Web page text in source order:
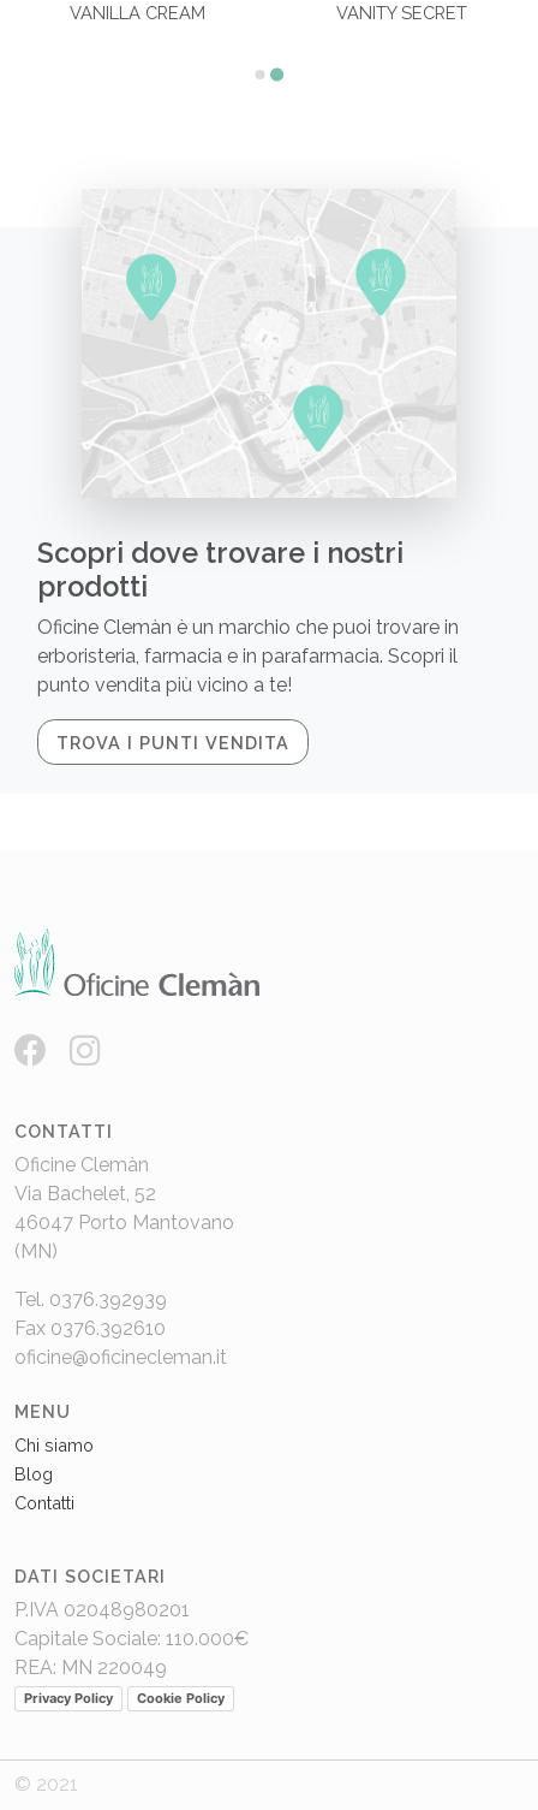
VANILLA CREAM VANITY SECRET
Scopri dove trovare i nostri
prodotti
Oficine Clemàn è un marchio che puoi trovare in
erboristeria, farmacia e in parafarmacia. Scopri il
punto vendita più vicino a te!
TROVA I PUNTI VENDITA
CONTATTI
Oficine Clemàn
Via Bachelet, 52
46047 Porto Mantovano
(MN)
Tel. 0376.392939
Fax 0376.392610
oficine@oficinecleman.it
MENU
Chi siamo
Blog
Contatti
DATI SOCIETARI
P.IVA 02048980201
Capitale Sociale: 110.000€
REA: MN 220049
Privacy Policy Cookie Policy
© 2021